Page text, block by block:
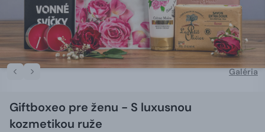
Galéria
Giftboxeo pre ženu - S luxusnou
kozmetikou ruže